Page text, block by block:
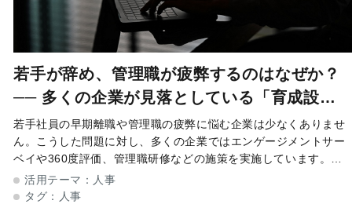
若手が辞め、管理職が疲弊するのはなぜか？
── 多くの企業が見落としている「育成設
計」の問題
若手社員の早期離職や管理職の疲弊に悩む企業は少なくありませ
ん。こうした問題に対し、多くの企業ではエンゲージメントサー
ベイや360度評価、管理職研修などの施策を実施しています。し
かし、十分な改善につながらず、同じ課題をくり返しているケー
スも見受けられます。なぜ離
活用テーマ： 人事
タグ： 人事